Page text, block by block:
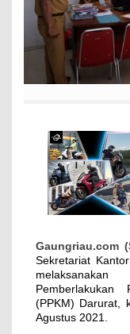
Gaungriau.com
Sekretariat
Pemberlakukan
(PPKM) Darurat,
Agustus 2021.